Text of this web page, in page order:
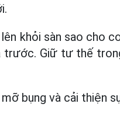
khỏi sàn sao cho
trước. Giữ tư thế
bụng và cải thiện